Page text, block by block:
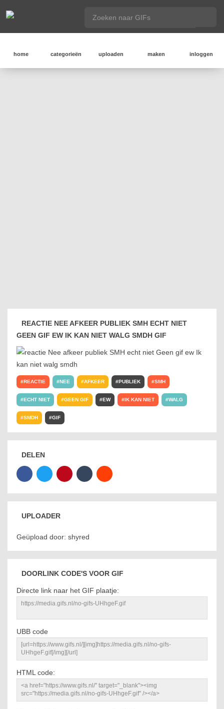
home categorieën uploaden maken inloggen
REACTIE NEE AFKEER PUBLIEK SMH ECHT NIET
GEEN GIF EW IK KAN NIET WALG SMDH GIF
REACTIE NEE AFKEER PUBLIEK SMH
ECHT NIET GEEN GIF EW IK KAN NIET WALG
SMDH GIF
DELEN
UPLOADER
Geüpload door: shyred
DOORLINK CODE'S VOOR GIF
Directe link naar het GIF plaatje:
UBB code
HTML code: